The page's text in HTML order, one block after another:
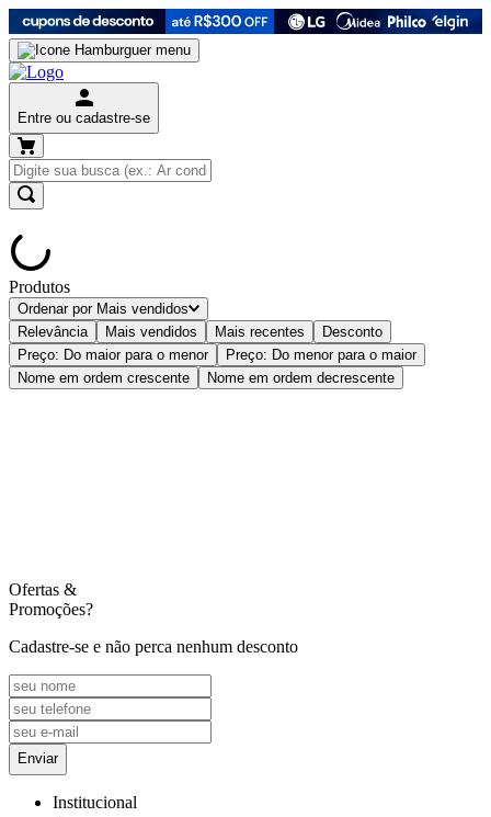
Entre ou cadastre-se
Produtos
Ordenar por Mais vendidos
Relevância
Mais vendidos Mais recentes
Desconto
Preço: Do maior para o menor
Preço: Do menor para o maior
Nome em ordem crescente
Nome em ordem decrescente
Ofertas &
Promoções?
Cadastre-se e não perca nenhum desconto
Enviar
Institucional